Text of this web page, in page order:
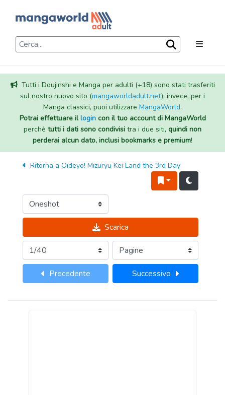
Tutti i Doujinshi e Manga per adulti (+18) sono stati trasferiti
sul nostro nuovo sito (mangaworldadult.net); invece, per i
Manga classici, puoi utilizzare MangaWorld.
Potrai effettuare illogincon il tuo account di MangaWorld
perchè tutti i dati sono condivisi tra i due siti, quindi non
perderai alcun dato, inclusi bookmarks e premium!
Ritorna a Oideyo! Mizuryu Kei Land the 3rd Day
Scarica
Precedente Successivo